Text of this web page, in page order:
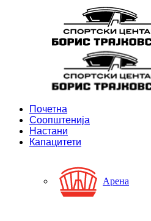
Почетна
Соопштенија
Настани
Капацитети
Арена